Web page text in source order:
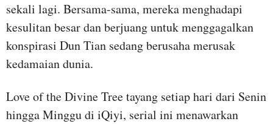
sekali lagi. Bersama-sama, mereka menghadapi
kesulitan besar dan berjuang untuk menggagalkan
konspirasi Dun Tian sedang berusaha merusak
kedamaian dunia.
Love of the Divine Tree tayang setiap hari dari Senin
hingga Minggu di iQiyi, serial ini menawarkan